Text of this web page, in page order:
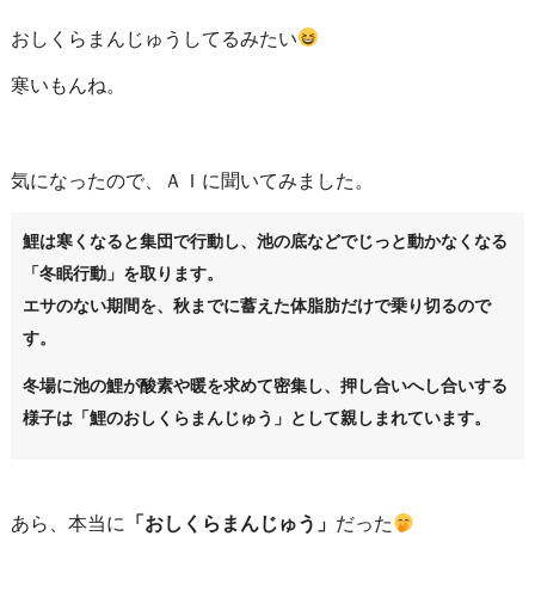
おしくらまんじゅうしてるみたい
寒いもんね。
気になったので、ＡＩに聞いてみました。
鯉は寒くなると集団で行動し、池の底などでじっと動かなくなる
「冬眠行動」を取ります。
エサのない期間を、秋までに蓄えた体脂肪だけで乗り切るので
す。
冬場に池の鯉が酸素や暖を求めて密集し、押し合いへし合いする
様子は「鯉のおしくらまんじゅう」として親しまれています。
あら、本当に 「おしくらまんじゅう」 だった